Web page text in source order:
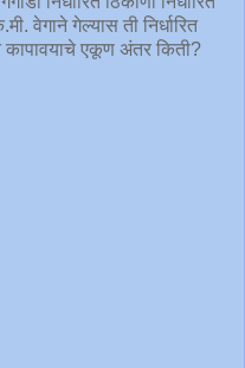
वेगाने गेल्यास ती निर्धारित
कापावयाचे एकूण अंतर किती?